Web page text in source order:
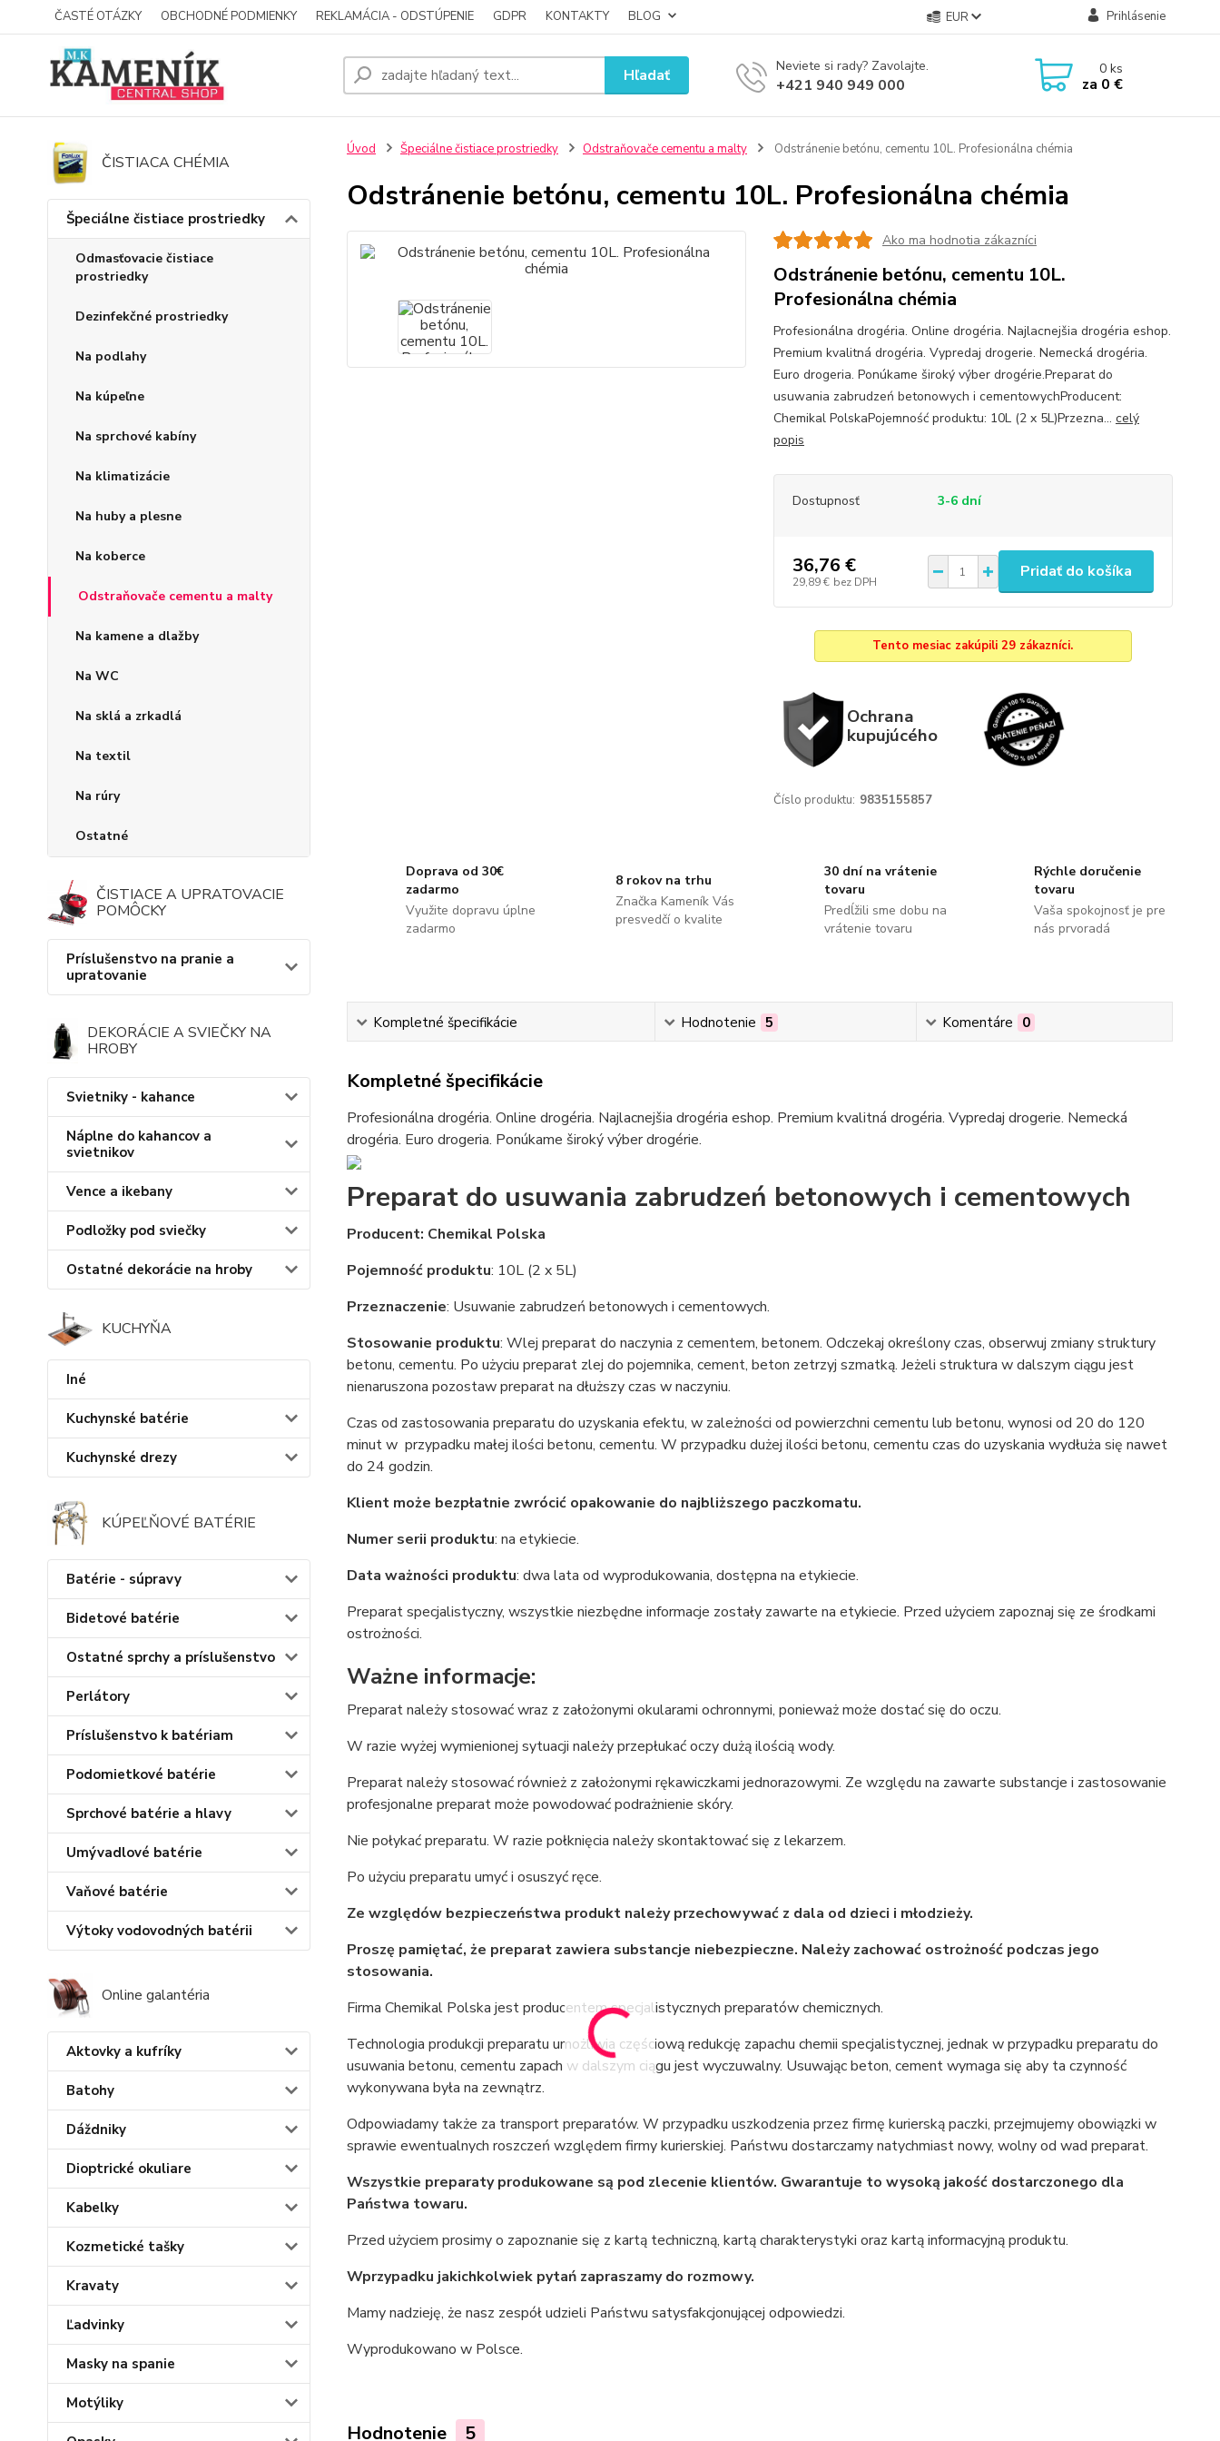
ČASTÉ OTÁZKY OBCHODNÉ PODMIENKY REKLAMÁCIA - ODSTÚPENIE GDPR KONTAKTY BLOG EUR Prihlásenie
Hľadať Neviete si rady? Zavolajte.
+421 940 949 000
0ks
za 0 €
ČISTIACA CHÉMIA
Špeciálne čistiace prostriedky
Odmasťovacie čistiace
prostriedky
Dezinfekčné prostriedky
Na podlahy
Na kúpeľne
Na sprchové kabíny
Na klimatizácie
Na huby a plesne
Na koberce
Odstraňovače cementu a malty
Na kamene a dlažby
Na WC
Na sklá a zrkadlá
Na textil
Na rúry
Ostatné
ČISTIACE A UPRATOVACIE
POMÔCKY
Príslušenstvo na pranie a
upratovanie
DEKORÁCIE A SVIEČKY NA
HROBY
Svietniky - kahance
Náplne do kahancov a
svietnikov
Vence a ikebany
Podložky pod sviečky
Ostatné dekorácie na hroby
KUCHYŇA
Iné
Kuchynské batérie
Kuchynské drezy
KÚPEĽŇOVÉ BATÉRIE
Batérie - súpravy
Bidetové batérie
Ostatné sprchy a príslušenstvo
Perlátory
Príslušenstvo k batériam
Podomietkové batérie
Sprchové batérie a hlavy
Umývadlové batérie
Vaňové batérie
Výtoky vodovodných batérii
Online galantéria
Aktovky a kufríky
Batohy
Dáždniky
Dioptrické okuliare
Kabelky
Kozmetické tašky
Kravaty
Ľadvinky
Masky na spanie
Motýliky
Úvod Špeciálne čistiace prostriedky Odstraňovače cementu a malty Odstránenie betónu, cementu 10L. Profesionálna chémia
Odstránenie betónu, cementu 10L. Profesionálna chémia
Ako ma hodnotia zákazníci
Odstránenie betónu, cementu 10L.
Profesionálna chémia
Profesionálna drogéria. Online drogéria. Najlacnejšia drogéria eshop.
Premium kvalitná drogéria. Vypredaj drogerie. Nemecká drogéria.
Euro drogeria. Ponúkame široký výber drogérie.Preparat do
usuwania zabrudzeń betonowych i cementowychProducent:
Chemikal PolskaPojemność produktu: 10L (2 x 5L)Przezna... celý
popis
Dostupnosť 3-6 dní
36,76 €
29,89 € bez DPH
Pridať do košíka
Tento mesiac zakúpili 29 zákazníci.
Ochrana
kupujúcého
Číslo produktu: 9835155857
Doprava od 30€
zadarmo
Využite dopravu úplne
zadarmo
8 rokov na trhu
Značka Kameník Vás
presvedčí o kvalite
30 dní na vrátenie
tovaru
Predĺžili sme dobu na
vrátenie tovaru
Rýchle doručenie
tovaru
Vaša spokojnosť je pre
nás prvoradá
Kompletné špecifikácie Hodnotenie 5 Komentáre 0
Kompletné špecifikácie
Profesionálna drogéria. Online drogéria. Najlacnejšia drogéria eshop. Premium kvalitná drogéria. Vypredaj drogerie. Nemecká
drogéria. Euro drogeria. Ponúkame široký výber drogérie.
Preparat do usuwania zabrudzeń betonowych i cementowych
Producent: Chemikal Polska
Pojemność produktu: 10L (2 x 5L)
Przeznaczenie: Usuwanie zabrudzeń betonowych i cementowych.
Stosowanie produktu: Wlej preparat do naczynia z cementem, betonem. Odczekaj określony czas, obserwuj zmiany struktury
betonu, cementu. Po użyciu preparat zlej do pojemnika, cement, beton zetrzyj szmatką. Jeżeli struktura w dalszym ciągu jest
nienaruszona pozostaw preparat na dłuższy czas w naczyniu.
Czas od zastosowania preparatu do uzyskania efektu, w zależności od powierzchni cementu lub betonu, wynosi od 20 do 120
minut w przypadku małej ilości betonu, cementu. W przypadku dużej ilości betonu, cementu czas do uzyskania wydłuża się nawet
do 24 godzin.
Klient może bezpłatnie zwrócić opakowanie do najbliższego paczkomatu.
Numer serii produktu: na etykiecie.
Data ważności produktu: dwa lata od wyprodukowania, dostępna na etykiecie.
Preparat specjalistyczny, wszystkie niezbędne informacje zostały zawarte na etykiecie. Przed użyciem zapoznaj się ze środkami
ostrożności.
Ważne informacje:
Preparat należy stosować wraz z założonymi okularami ochronnymi, ponieważ może dostać się do oczu.
W razie wyżej wymienionej sytuacji należy przepłukać oczy dużą ilością wody.
Preparat należy stosować również z założonymi rękawiczkami jednorazowymi. Ze względu na zawarte substancje i zastosowanie
profesjonalne preparat może powodować podrażnienie skóry.
Nie połykać preparatu. W razie połknięcia należy skontaktować się z lekarzem.
Po użyciu preparatu umyć i osuszyć ręce.
Ze względów bezpieczeństwa produkt należy przechowywać z dala od dzieci i młodzieży.
Proszę pamiętać, że preparat zawiera substancje niebezpieczne. Należy zachować ostrożność podczas jego
stosowania.
Firma Chemikal Polska jest producentem specjalistycznych preparatów chemicznych.
Technologia produkcji preparatu umożliwia częściową redukcję zapachu chemii specjalistycznej, jednak w przypadku preparatu do
usuwania betonu, cementu zapach w dalszym ciągu jest wyczuwalny. Usuwając beton, cement wymaga się aby ta czynność
wykonywana była na zewnątrz.
Odpowiadamy także za transport preparatów. W przypadku uszkodzenia przez firmę kurierską paczki, przejmujemy obowiązki w
sprawie ewentualnych roszczeń względem firmy kurierskiej. Państwu dostarczamy natychmiast nowy, wolny od wad preparat.
Wszystkie preparaty produkowane są pod zlecenie klientów. Gwarantuje to wysoką jakość dostarczonego dla
Państwa towaru.
Przed użyciem prosimy o zapoznanie się z kartą techniczną, kartą charakterystyki oraz kartą informacyjną produktu.
Wprzypadku jakichkolwiek pytań zapraszamy do rozmowy.
Mamy nadzieję, że nasz zespół udzieli Państwu satysfakcjonującej odpowiedzi.
Wyprodukowano w Polsce.
Hodnotenie 5